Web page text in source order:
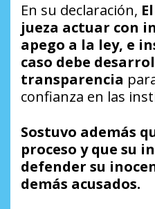
En su declaración,
jueza actuar con
apego a la ley, e
caso debe
transparencia
confianza en las
Sostuvo además
proceso y que su
defender su
demás acusados.